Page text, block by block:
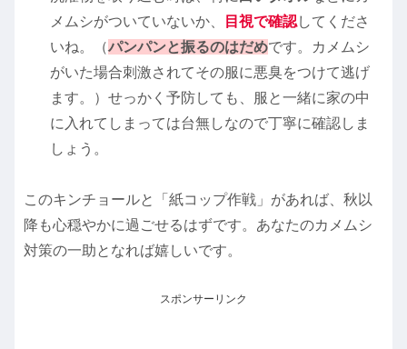
メムシがついていないか、
目視で確認してくださ
いね。（パンパンと振るのはだめです。カメムシ
がいた場合刺激されてその服に悪臭をつけて逃げ
ます。）せっかく予防しても、服と一緒に家の中
に入れてしまっては台無しなので丁寧に確認しま
しょう。
このキンチョールと「紙コップ作戦」があれば、秋以
降も心穏やかに過ごせるはずです。あなたのカメムシ
対策の一助となれば嬉しいです。
スポンサーリンク